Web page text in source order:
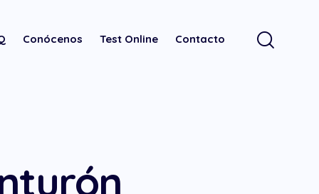
Conócenos Test Online Contacto